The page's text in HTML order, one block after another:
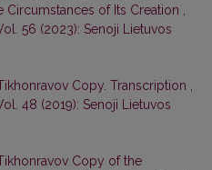
Circumstances of Its Creation ,
56 (2023): Senoji Lietuvos
Copy. Transcription ,
48 (2019): Senoji Lietuvos
Copy of the